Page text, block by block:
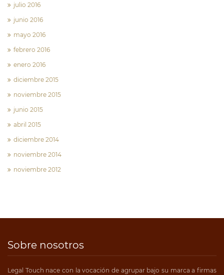
julio 2016
junio 2016
mayo 2016
febrero 2016
enero 2016
diciembre 2015
noviembre 2015
junio 2015
abril 2015
diciembre 2014
noviembre 2014
noviembre 2012
Sobre nosotros
Legal Touch nace con la vocación de agrupar bajo su marca a firmas